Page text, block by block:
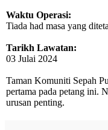
Waktu Operasi:
Tiada had masa yang
Tarikh Lawatan:
03 Julai 2024
Taman Komuniti Sepah
pertama pada petang ini.
urusan penting.